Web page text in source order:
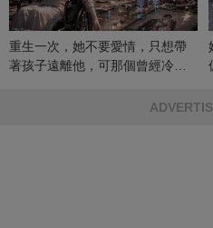
重生一次，她不要愛情，只想帶
著孩子遠離他，可那個曾經冷漠